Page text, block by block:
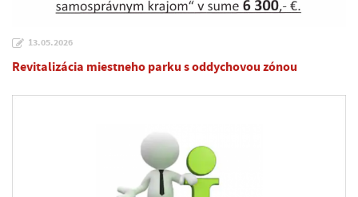
13.05.2026
Revitalizácia miestneho parku s oddychovou zónou